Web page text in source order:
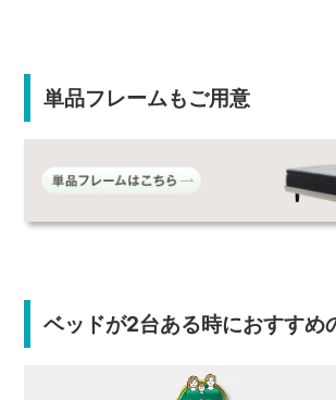
単品フレームもご用意
ベッドが2台ある時におすすめ